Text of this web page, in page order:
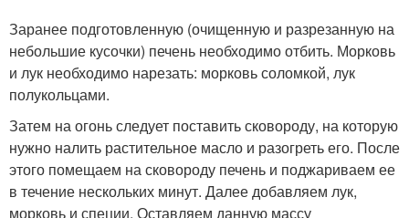
Заранее подготовленную (очищенную и разрезанную на
небольшие кусочки) печень необходимо отбить. Морковь
и лук необходимо нарезать: морковь соломкой, лук
полукольцами.
Затем на огонь следует поставить сковороду, на которую
нужно налить растительное масло и разогреть его. После
этого помещаем на сковороду печень и поджариваем ее
в течение нескольких минут. Далее добавляем лук,
морковь и специи. Оставляем данную массу